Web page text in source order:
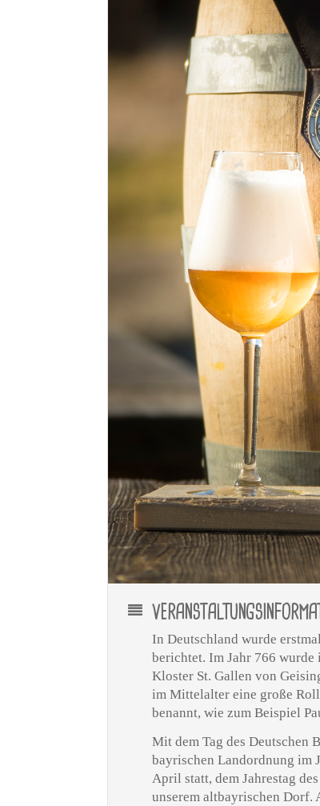
In Deutschland wurde
berichtet. Im Jahr 766
Kloster St. Gallen von
im Mittelalter eine große
benannt, wie zum Beispiel
Mit dem Tag des Deutschen
bayrischen Landordnung im
April statt, dem Jahrestag
unserem altbayrischen Dorf.